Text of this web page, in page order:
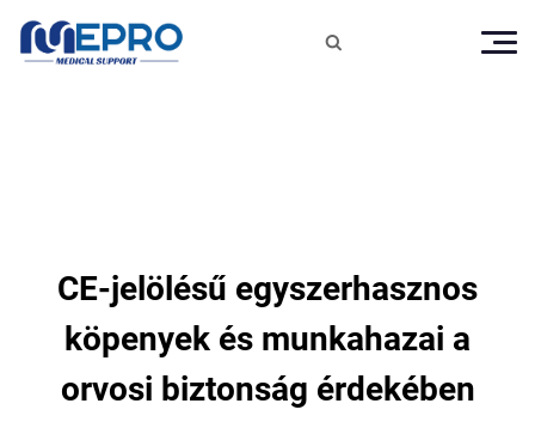

CE-jelölésű egyszerhasznos
köpenyek és munkahazai a
orvosi biztonság érdekében